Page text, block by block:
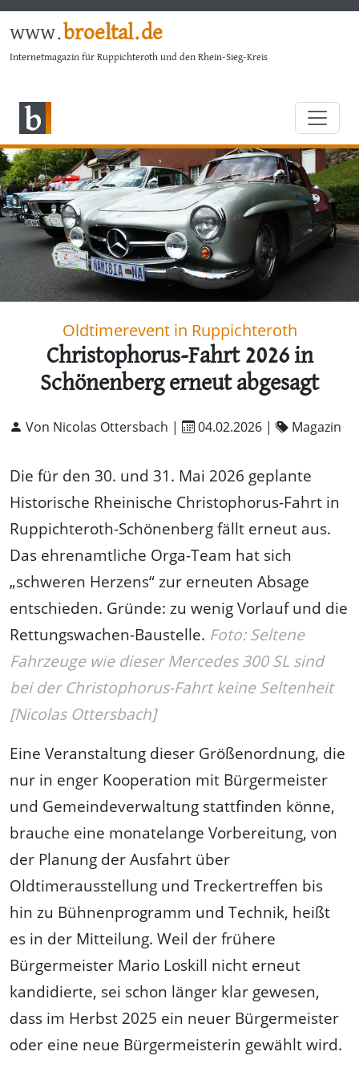
www.broeltal.de
Internetmagazin für Ruppichteroth und den Rhein-Sieg-Kreis
Oldtimerevent in Ruppichteroth
Christophorus-Fahrt 2026 in
Schönenberg erneut abgesagt
Von Nicolas Ottersbach | 04.02.2026 | Magazin
Die für den 30. und 31. Mai 2026 geplante
Historische Rheinische Christophorus-Fahrt in
Ruppichteroth-Schönenberg fällt erneut aus.
Das ehrenamtliche Orga-Team hat sich
„schweren Herzens“ zur erneuten Absage
entschieden. Gründe: zu wenig Vorlauf und die
Rettungswachen-Baustelle. Foto: Seltene
Fahrzeuge wie dieser Mercedes 300 SL sind
bei der Christophorus-Fahrt keine Seltenheit
[Nicolas Ottersbach]
Eine Veranstaltung dieser Größenordnung, die
nur in enger Kooperation mit Bürgermeister
und Gemeindeverwaltung stattfinden könne,
brauche eine monatelange Vorbereitung, von
der Planung der Ausfahrt über
Oldtimerausstellung und Treckertreffen bis
hin zu Bühnenprogramm und Technik, heißt
es in der Mitteilung. Weil der frühere
Bürgermeister Mario Loskill nicht erneut
kandidierte, sei schon länger klar gewesen,
dass im Herbst 2025 ein neuer Bürgermeister
oder eine neue Bürgermeisterin gewählt wird.